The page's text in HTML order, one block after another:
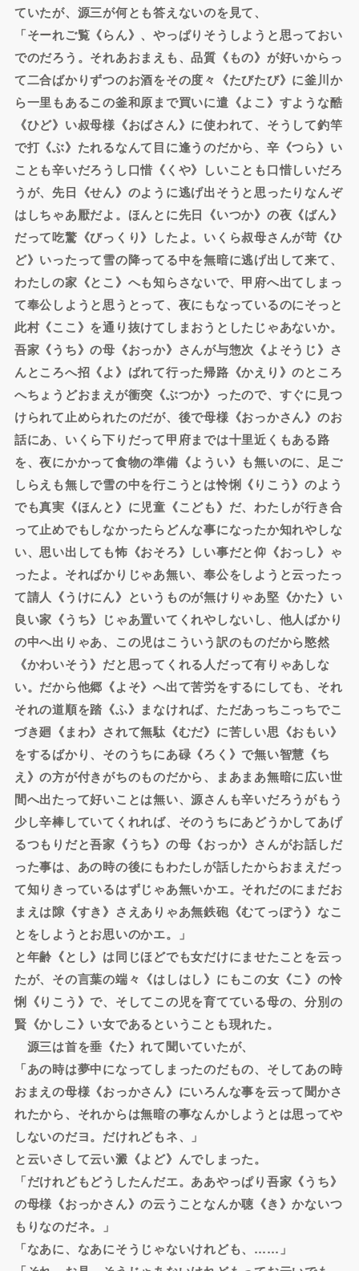
ていたが、源三が何とも答えないのを見て、
「そーれご覧《らん》、やっぱりそうしようと思っておい
でのだろう。それあおまえも、品質《もの》が好いからっ
て二合ばかりずつのお酒をその度々《たびたび》に釜川か
ら一里もあるこの釜和原まで買いに遣《よこ》すような酷
《ひど》い叔母様《おばさん》に使われて、そうして釣竿
で打《ぶ》たれるなんて目に逢うのだから、辛《つら》い
ことも辛いだろうし口惜《くや》しいことも口惜しいだろ
うが、先日《せん》のように逃げ出そうと思ったりなんぞ
はしちゃあ厭だよ。ほんとに先日《いつか》の夜《ばん》
だって吃驚《びっくり》したよ。いくら叔母さんが苛《ひ
ど》いったって雪の降ってる中を無暗に逃げ出して来て、
わたしの家《とこ》へも知らさないで、甲府へ出てしまっ
て奉公しようと思うとって、夜にもなっているのにそっと
此村《ここ》を通り抜けてしまおうとしたじゃあないか。
吾家《うち》の母《おっか》さんが与惣次《よそうじ》さ
んところへ招《よ》ばれて行った帰路《かえり》のところ
へちょうどおまえが衝突《ぶつか》ったので、すぐに見つ
けられて止められたのだが、後で母様《おっかさん》のお
話にあ、いくら下りだって甲府までは十里近くもある路
を、夜にかかって食物の準備《ようい》も無いのに、足ご
しらえも無しで雪の中を行こうとは怜悧《りこう》のよう
でも真実《ほんと》に児童《こども》だ、わたしが行き合
って止めでもしなかったらどんな事になったか知れやしな
い、思い出しても怖《おそろ》しい事だと仰《おっし》ゃ
ったよ。そればかりじゃあ無い、奉公をしようと云ったっ
て請人《うけにん》というものが無けりゃあ堅《かた》い
良い家《うち》じゃあ置いてくれやしないし、他人ばかり
の中へ出りゃあ、この児はこういう訳のものだから愍然
《かわいそう》だと思ってくれる人だって有りゃあしな
い。だから他郷《よそ》へ出て苦労をするにしても、それ
それの道順を踏《ふ》まなければ、ただあっちこっちでこ
づき廻《まわ》されて無駄《むだ》に苦しい思《おもい》
をするばかり、そのうちにあ碌《ろく》で無い智慧《ち
え》の方が付きがちのものだから、まあまあ無暗に広い世
間へ出たって好いことは無い、源さんも辛いだろうがもう
少し辛棒していてくれれば、そのうちにあどうかしてあげ
るつもりだと吾家《うち》の母《おっか》さんがお話しだ
った事は、あの時の後にもわたしが話したからおまえだっ
て知りきっているはずじゃあ無いかエ。それだのにまだお
まえは隙《すき》さえありゃあ無鉄砲《むてっぽう》なこ
とをしようとお思いのかエ。」
と年齢《とし》は同じほどでも女だけにませたことを云っ
たが、その言葉の端々《はしはし》にもこの女《こ》の怜
悧《りこう》で、そしてこの児を育てている母の、分別の
賢《かしこ》い女であるということも現れた。
源三は首を垂《た》れて聞いていたが、
「あの時は夢中になってしまったのだもの、そしてあの時
おまえの母様《おっかさん》にいろんな事を云って聞かさ
れたから、それからは無暗の事なんかしようとは思ってや
しないのだヨ。だけれどもネ、」
と云いさして云い澱《よど》んでしまった。
「だけれどもどうしたんだエ。ああやっぱり吾家《うち》
の母様《おっかさん》の云うことなんか聴《き》かないつ
もりなのだネ。」
「なあに、なあにそうじゃないけれども、……」